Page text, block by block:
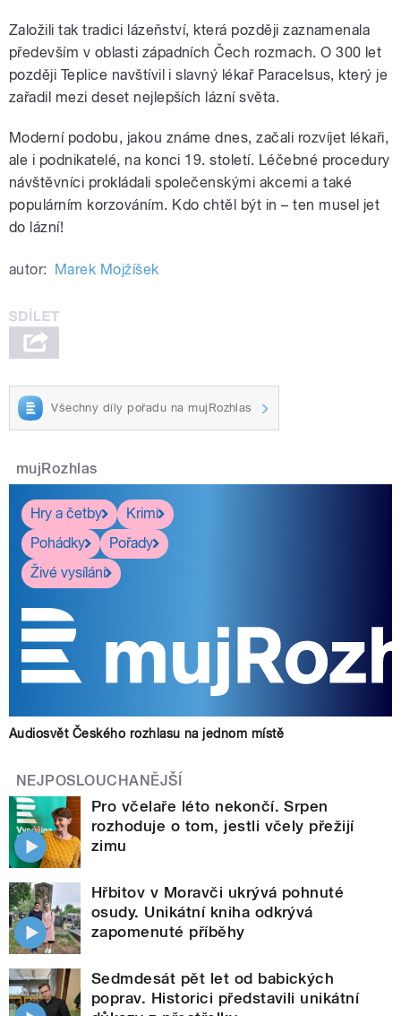
Založili tak tradici lázeňství, která později zaznamenala
především v oblasti západních Čech rozmach. O 300 let
později Teplice navštívil i slavný lékař Paracelsus, který je
zařadil mezi deset nejlepších lázní světa.
Moderní podobu, jakou známe dnes, začali rozvíjet lékaři,
ale i podnikatelé, na konci 19. století. Léčebné procedury
návštěvníci prokládali společenskými akcemi a také
populárním korzováním. Kdo chtěl být in – ten musel jet
do lázní!
autor: Marek Mojžíšek
Všechny díly pořadu na mujRozhlas
mujRozhlas
Hry a četby
Krimi
Pohádky
Pořady
Živé vysílání
Audiosvět Českého rozhlasu na jednom místě
NEJPOSLOUCHANĚJŠÍ
Pro včelaře léto nekončí. Srpen
rozhoduje o tom, jestli včely přežijí
zimu
Hřbitov v Moravči ukrývá pohnuté
osudy. Unikátní kniha odkrývá
zapomenuté příběhy
Sedmdesát pět let od babických
poprav. Historici představili unikátní